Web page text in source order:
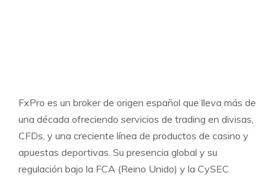
FxPro es un broker de origen español que lleva más de
una década ofreciendo servicios de trading en divisas,
CFDs, y una creciente línea de productos de casino y
apuestas deportivas. Su presencia global y su
regulación bajo la FCA (Reino Unido) y la CySEC